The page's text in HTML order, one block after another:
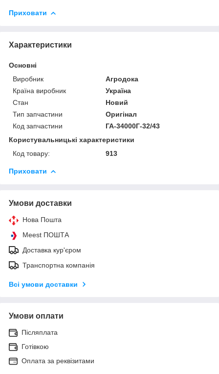
Приховати
Характеристики
Основні
Виробник
Агродока
Країна виробник
Україна
Стан
Новий
Тип запчастини
Оригінал
Код запчастини
ГА-34000Г-32/43
Користувальницькі характеристики
Код товару:
913
Приховати
Умови доставки
Нова Пошта
Meest ПОШТА
Доставка кур'єром
Транспортна компанія
Всі умови доставки
Умови оплати
Післяплата
Готівкою
Оплата за реквізитами